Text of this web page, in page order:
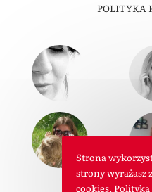
POLITYKA
Strona
strony wyrażasz
cookies.